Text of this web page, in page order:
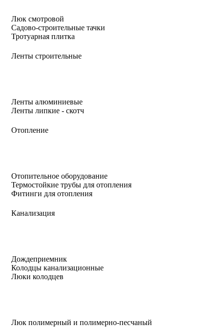
Люк смотровой
Садово-строительные тачки
Тротуарная плитка
Ленты строительные
Ленты алюминиевые
Ленты липкие - скотч
Отопление
Отопительное оборудование
Термостойкие трубы для отопления
Фитинги для отопления
Канализация
Дождеприемник
Колодцы канализационные
Люки колодцев
Люк полимерный и полимерно-песчаный